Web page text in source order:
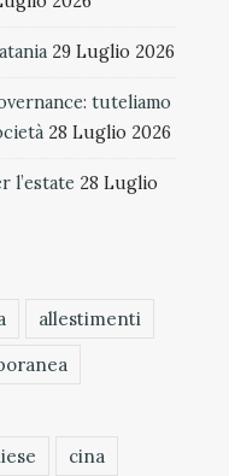
29 Luglio 2026
tuteliamo
28 Luglio 2026
l’estate 28 Luglio
allestimenti
cina